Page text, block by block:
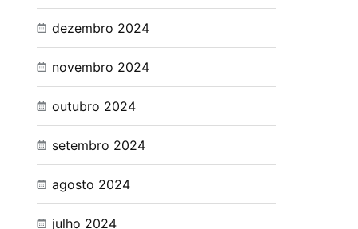
dezembro 2024
novembro 2024
outubro 2024
setembro 2024
agosto 2024
julho 2024